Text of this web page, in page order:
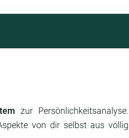
zur Persönlichkeitsanalyse.
von dir selbst aus völlig